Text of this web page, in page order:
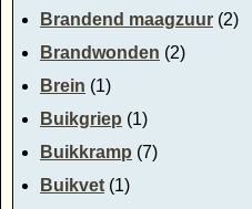
Brandend maagzuur (2)
Brandwonden (2)
Brein (1)
Buikgriep (1)
Buikkramp (7)
Buikvet (1)